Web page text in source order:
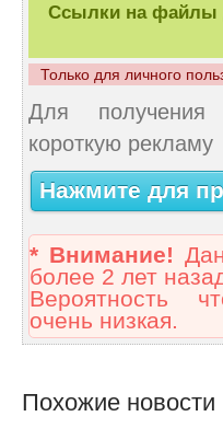
Ссылки на файлы
Только для личного
Для получения
короткую рекламу
Нажмите для
* Внимание!
более 2 лет
Вероятность
очень низкая.
Похожие новости